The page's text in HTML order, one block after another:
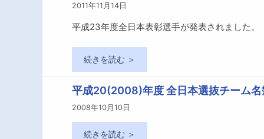
2011年11月14日
平成23年度全日本表彰選手が発表されました。
続きを読む ＞
平成20(2008)年度 全日本選抜チーム名
2008年10月10日
続きを読む ＞